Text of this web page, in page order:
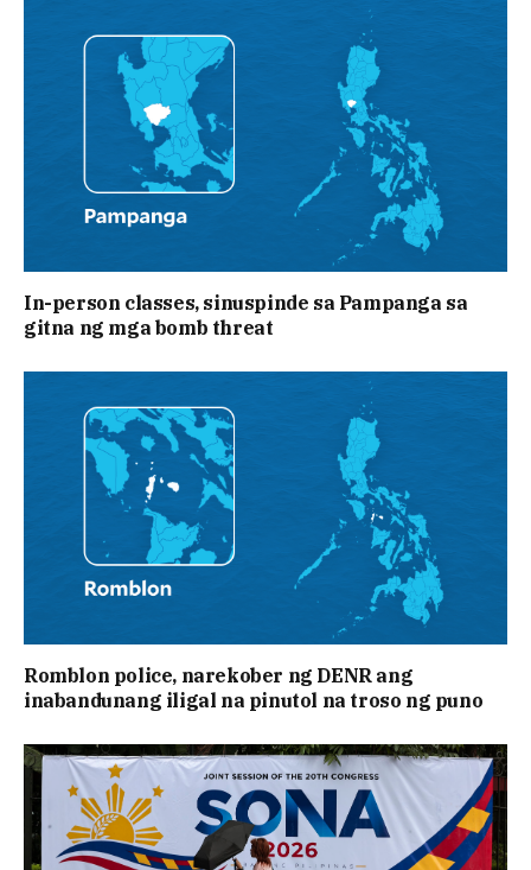
In-person classes, sinuspinde sa Pampanga sa
gitna ng mga bomb threat
Romblon police, narekober ng DENR ang
inabandunang iligal na pinutol na troso ng puno